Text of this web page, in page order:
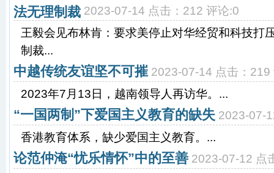
法无理制裁 2023-07-14 点击：212 评论:0
王毅会见布林肯：要求美停止对华经贸和科技打
制裁...
中越传统友谊坚不可摧 2023-07-14 点击：219
2023年7月13日，越南领导人再访华。...
“一国两制”下爱国主义教育的缺失 2023-07-
香港教育体系，缺少爱国主义教育。...
论范仲淹“忧乐情怀”中的至善 2023-07-12 点